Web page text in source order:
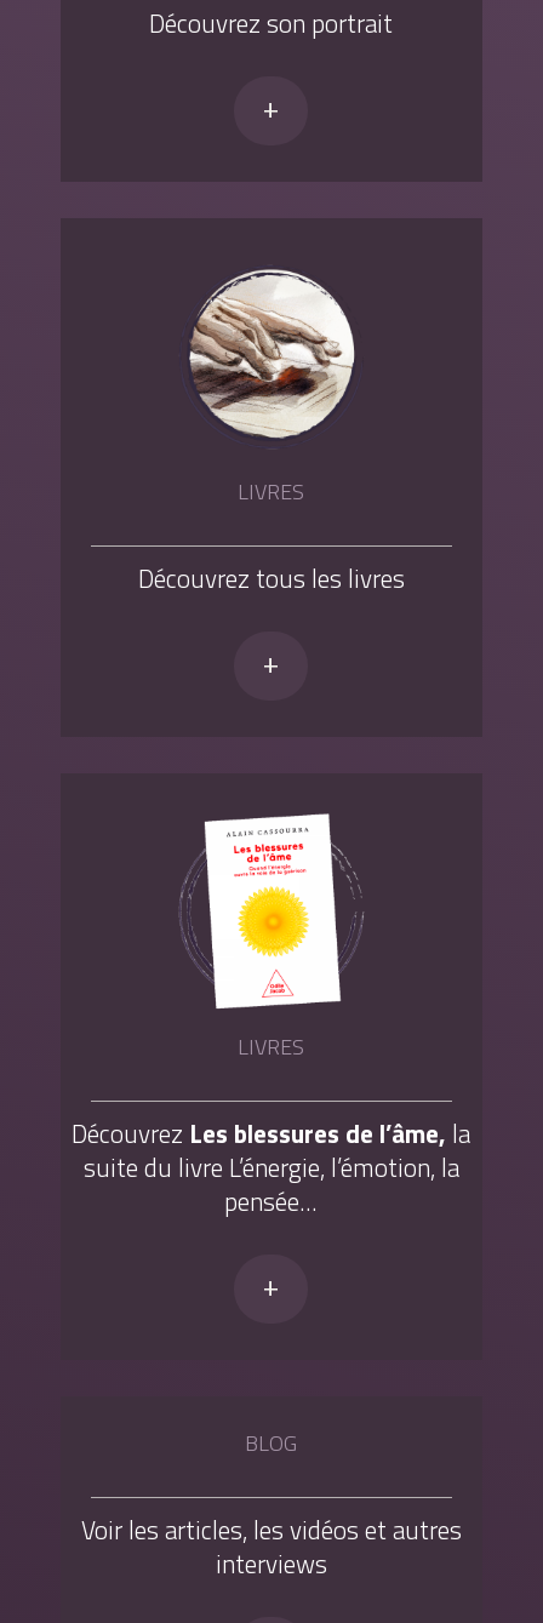
Découvrez son portrait
+
LIVRES
Découvrez tous les livres
+
LIVRES
Découvrez Les blessures de l’âme, la
suite du livre L’énergie, l’émotion, la
pensée…
+
BLOG
Voir les articles, les vidéos et autres
interviews